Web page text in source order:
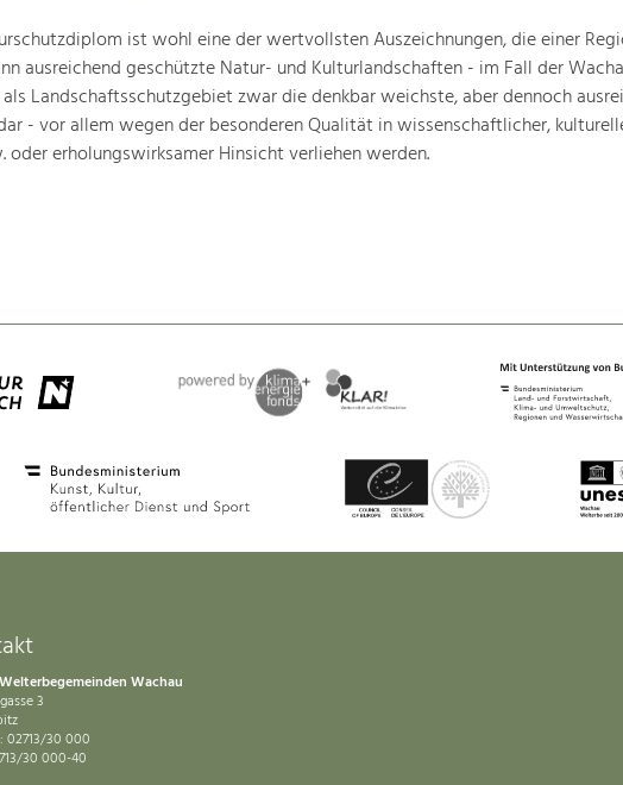
ist wohl eine der wertvollsten Auszeichnungen, die einer
ausreichend geschützte Natur- und Kulturlandschaften - im Fall der
Landschaftsschutzgebiet zwar die denkbar weichste, aber dennoch
- vor allem wegen der besonderen Qualität in wissenschaftlicher,
oder erholungswirksamer Hinsicht verliehen werden.
Wachau
3
02713/30 000
30 000-40